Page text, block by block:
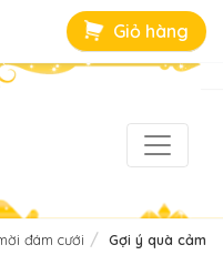
Giỏ hàng
đám cưới Gợi ý quà cảm